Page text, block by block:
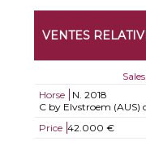
VENTES
Horse
N. 2018
C by Elvstroem (AUS)
Price 42.000 €